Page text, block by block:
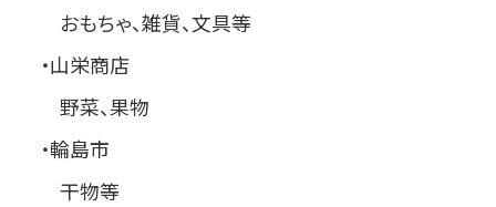
おもちゃ、雑貨、文具等
・山栄商店
野菜、果物
・輪島市
干物等